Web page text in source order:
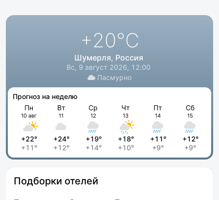
+20°C
Шумерля, Россия
Вс, 9 август 2026, 12:00
Пасмурно
Прогноз на неделю
Пн
10 авг
+22°
+11°
Вт
11
+24°
+12°
Ср
12
+19°
+14°
Чт
13
+18°
+10°
Пт
14
+11°
+9°
Сб
15
+12°
+9°
Подборки отелей